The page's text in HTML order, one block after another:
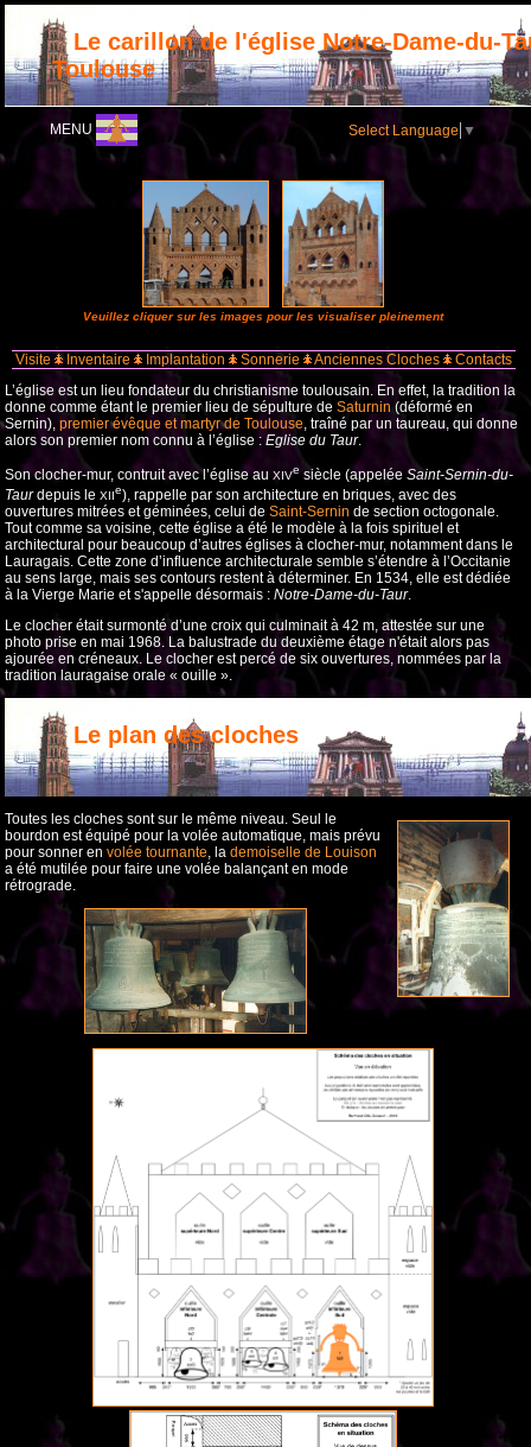
Le carillon de l'église Notre-Dame-du-
Toulouse
MENU Select Language ▼
Veuillez cliquer sur les images pour les visualiser pleinement
Visite Inventaire Implantation Sonnerie Anciennes Cloches
Contacts
L’église est un lieu fondateur du christianisme toulousain. En effet, la tradition la
donne comme étant le premier lieu de sépulture de Saturnin (déformé en
Sernin), premier évêque et martyr de Toulouse , traîné par un taureau, qui donne
alors son premier nom connu à l’église : Eglise du Taur.
Son clocher-mur, contruit avec l’église au XIVesiècle (appelée Saint-Sernin-du-
Taurdepuis le XIIe), rappelle par son architecture en briques, avec des
ouvertures mitrées et géminées, celui de Saint-Sernin de section octogonale.
Tout comme sa voisine, cette église a été le modèle à la fois spirituel et
architectural pour beaucoup d’autres églises à clocher-mur, notamment dans le
Lauragais. Cette zone d’influence architecturale semble s’étendre à l’Occitanie
au sens large, mais ses contours restent à déterminer. En 1534, elle est dédiée
à la Vierge Marie et s'appelle désormais : Notre-Dame-du-Taur.
Le clocher était surmonté d’une croix qui culminait à 42 m, attestée sur une
photo prise en mai 1968. La balustrade du deuxième étage n'était alors pas
ajourée en créneaux. Le clocher est percé de six ouvertures, nommées par la
tradition lauragaise orale « ouille ».
Le plan des cloches
Toutes les cloches sont sur le même niveau. Seul le
bourdon est équipé pour la volée automatique, mais prévu
pour sonner en volée tournante , la demoiselle de Louison
a été mutilée pour faire une volée balançant en mode
rétrograde.